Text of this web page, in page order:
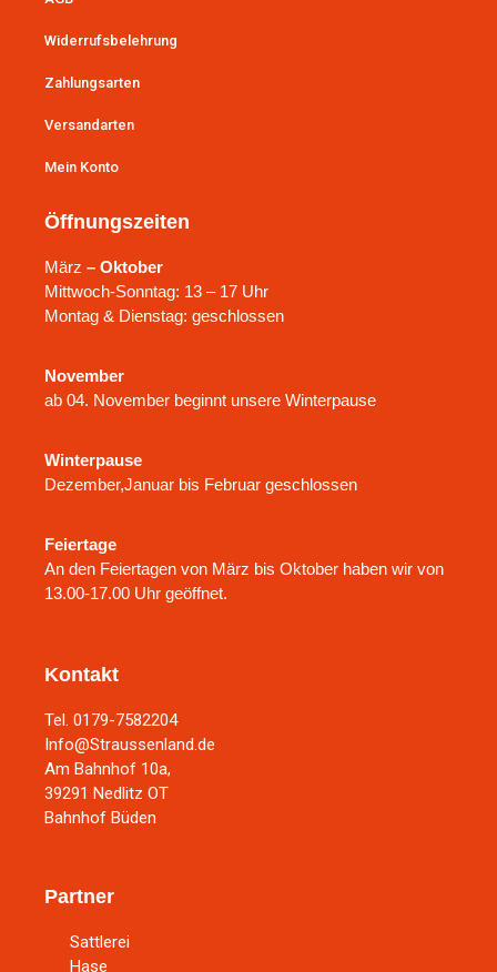
Kontakt
Tel. 0179-7582204
Info@Straussenland.de
Am Bahnhof 10a,
39291 Nedlitz OT
Bahnhof Büden
Partner
Sattlerei
Hase
Öffnungszeiten
März – Oktober
Mittwoch-Sonntag: 13 – 17 Uhr
Montag & Dienstag: geschlossen
November
ab 04. November beginnt unsere Winterpause
Winterpause
Dezember,Januar bis Februar geschlossen
Feiertage
An den Feiertagen von März bis Oktober haben wir von
13.00-17.00 Uhr geöffnet.
Widerrufsbelehrung
Zahlungsarten
Versandarten
Mein Konto